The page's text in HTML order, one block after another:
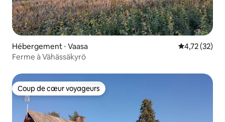
Hébergement ⋅ Vaasa Évaluation
4,72 (32)
Ferme à Vähässäkyrö
Coup de cœur voyageurs
Coup de cœur voyageurs